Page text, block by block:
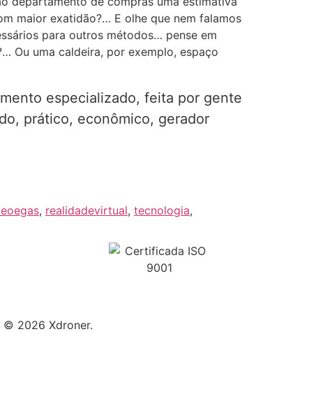
maior exatidão?… E olhe que nem falamos
para outros métodos… pense em
Ou uma caldeira, por exemplo, espaço
especializado, feita por gente
prático, econômico, gerador
, realidadevirtual, tecnologia,
© 2026 Xdroner.